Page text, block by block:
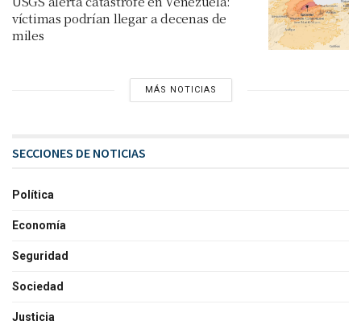
víctimas podrían llegar a decenas de
miles
MÁS NOTICIAS
SECCIONES DE NOTICIAS
Política
Economía
Seguridad
Sociedad
Justicia